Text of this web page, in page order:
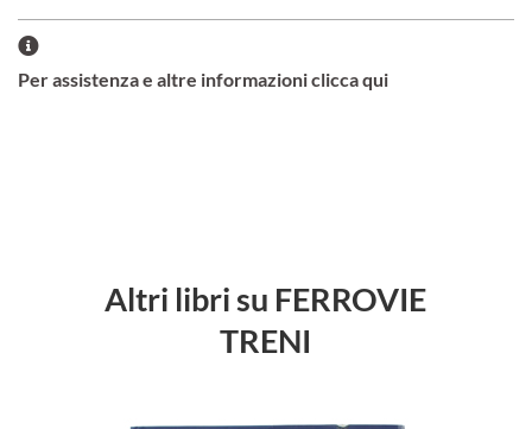
Per assistenza e altre informazioni clicca qui
Altri libri su FERROVIE
TRENI